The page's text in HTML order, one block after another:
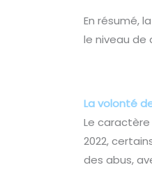
En résumé,
le niveau de
La volonté
Le
2022,
des abus,